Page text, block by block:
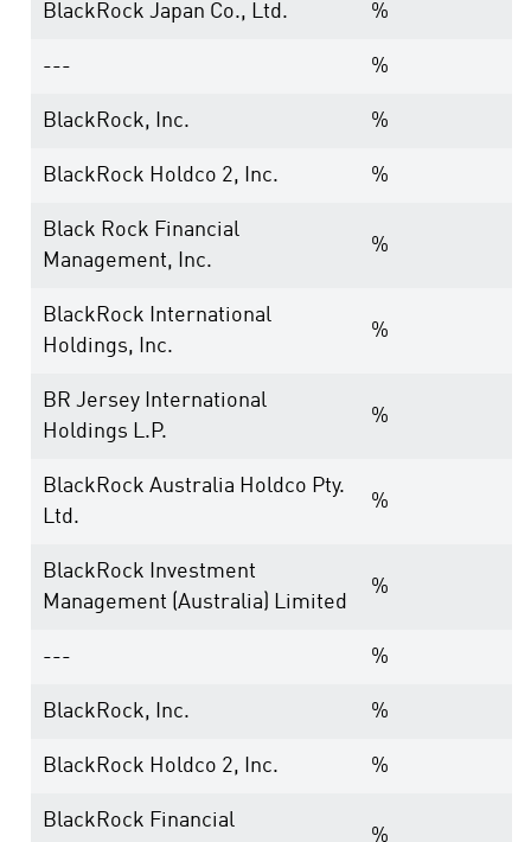
BlackRock Japan Co., Ltd. %
--- %
BlackRock, Inc. %
BlackRock Holdco 2, Inc. %
Black Rock Financial
Management, Inc.
%
BlackRock International
Holdings, Inc.
%
BR Jersey International
Holdings L.P.
%
BlackRock Australia Holdco Pty.
Ltd.
%
BlackRock Investment
Management (Australia) Limited
%
--- %
BlackRock, Inc. %
BlackRock Holdco 2, Inc. %
BlackRock Financial
%